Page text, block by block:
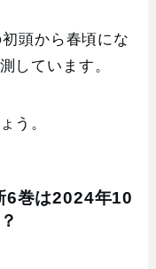
頭から春頃にな
しています。
う。
6巻は2024年10